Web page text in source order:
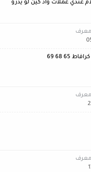
عندي عملات واذ كين لؤ يذرؤ
معرف
65 68 69
معرف
معرف